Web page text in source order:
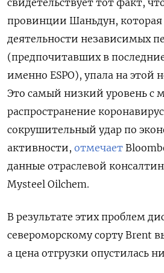
свидетельствует тот факт,
провинции Шаньдун, которая
деятельности независимых
(предпочитавших в
именно ESPO), упала на этой
Это самый низкий уровень с
распространение
сокрушительный удар по
активности, отмечает
данные отраслевой
Mysteel Oilchem.
В результате этих проблем
североморскому сорту Brent
а цена отгрузки опустилась